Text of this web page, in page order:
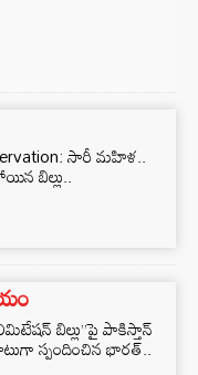
సారీ మహిళ..
బిల్లు..
బిల్లు’’పై పాకిస్తాన్
స్పందించిన భారత్..